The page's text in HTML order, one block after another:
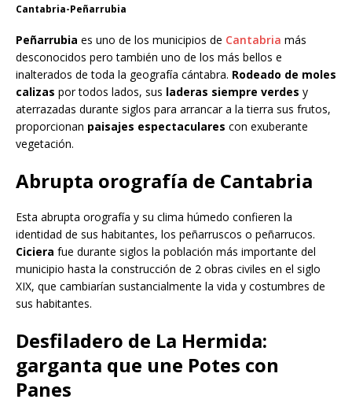
Cantabria-Peñarrubia
Peñarrubia es uno de los municipios de Cantabria más
desconocidos pero también uno de los más bellos e
inalterados de toda la geografía cántabra. Rodeado de moles
calizas por todos lados, sus laderas siempre verdes y
aterrazadas durante siglos para arrancar a la tierra sus frutos,
proporcionan paisajes espectaculares con exuberante
vegetación.
Abrupta orografía de Cantabria
Esta abrupta orografía y su clima húmedo confieren la
identidad de sus habitantes, los peñarruscos o peñarrucos.
Ciciera fue durante siglos la población más importante del
municipio hasta la construcción de 2 obras civiles en el siglo
XIX, que cambiarían sustancialmente la vida y costumbres de
sus habitantes.
Desfiladero de La Hermida:
garganta que une Potes con
Panes